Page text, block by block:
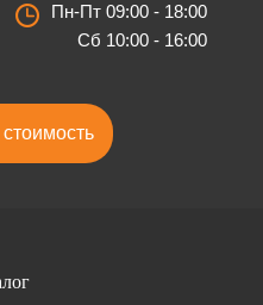
Пн-Пт 09:00 - 18:00
Сб 10:00 - 16:00
стоимость